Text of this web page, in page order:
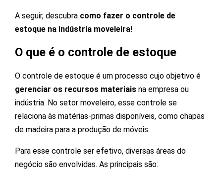
A seguir, descubra como fazer o controle de
estoque na indústria moveleira!
O que é o controle de estoque
O controle de estoque é um processo cujo objetivo é
gerenciar os recursos materiais na empresa ou
indústria. No setor moveleiro, esse controle se
relaciona às matérias-primas disponíveis, como chapas
de madeira para a produção de móveis.
Para esse controle ser efetivo, diversas áreas do
negócio são envolvidas. As principais são: